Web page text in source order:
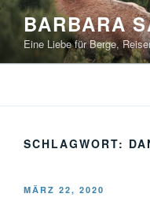
Zum
Inhalt
springen
BARBARA
Eine Liebe für Berge,
SCHLAGWORT:
VERÖFFENTLICHT
MÄRZ 22, 2020